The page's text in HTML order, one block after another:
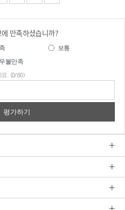
만족하셨습니까?
보통
불만족
요. (0/60)